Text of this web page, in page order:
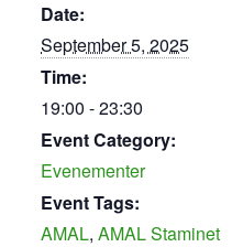
Date:
September 5, 2025
Time:
19:00 - 23:30
Event Category:
Evenementer
Event Tags:
AMAL, AMAL Staminet